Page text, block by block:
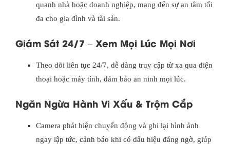
quanh nhà hoặc doanh nghiệp, mang đến sự an tâm tối
đa cho gia đình và tài sản.
Giám Sát 24/7 – Xem Mọi Lúc Mọi Nơi
Theo dõi liên tục 24/7, dễ dàng truy cập từ xa qua điện
thoại hoặc máy tính, đảm bảo an ninh mọi lúc.
Ngăn Ngừa Hành Vi Xấu & Trộm Cắp
Camera phát hiện chuyển động và ghi lại hình ảnh
ngay lập tức, cảnh báo khi có dấu hiệu đáng ngờ, giúp